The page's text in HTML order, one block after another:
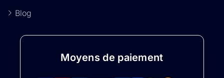
Blog
Moyens de paiement